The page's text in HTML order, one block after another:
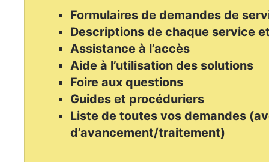
Formulaires de demandes de
Descriptions de chaque service
Assistance à l’accès
Aide à l’utilisation des solutions
Foire aux questions
Guides et procéduriers
Liste de toutes vos demandes
d’avancement/traitement)